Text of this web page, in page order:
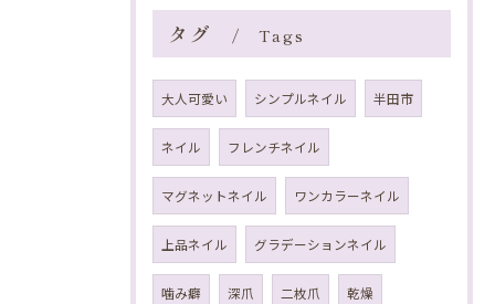
タグ Tags
大人可愛い シンプルネイル 半田市
ネイル フレンチネイル
マグネットネイル ワンカラーネイル
上品ネイル グラデーションネイル
噛み癖 深爪 二枚爪 乾燥